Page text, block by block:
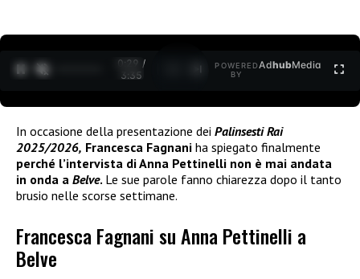
0:30 /
3:35
POWERED
BY
AdhubMedia
In occasione della presentazione dei Palinsesti Rai
2025/2026, Francesca Fagnani ha spiegato finalmente
perché l’intervista di Anna Pettinelli non è mai andata
in onda a Belve. Le sue parole fanno chiarezza dopo il tanto
brusio nelle scorse settimane.
Francesca Fagnani su Anna Pettinelli a
Belve